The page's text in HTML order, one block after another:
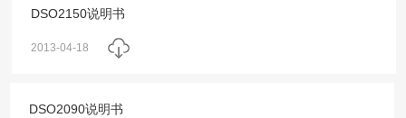
DSO2150说明书
2013-04-18
DSO2090说明书